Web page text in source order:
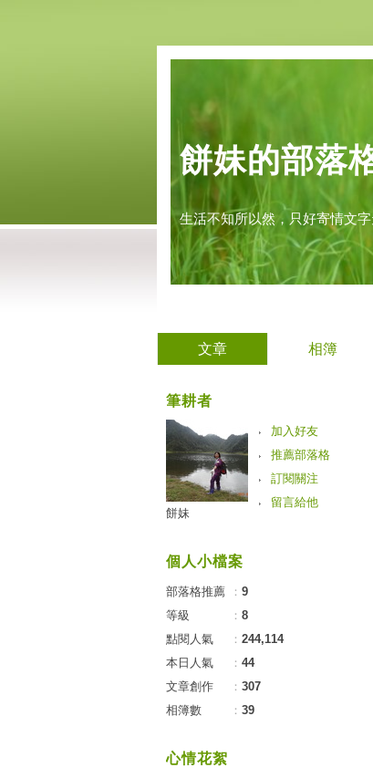
餅妹的部落
生活不知所以然，只好寄情文
文章 相簿
筆耕者
加入好友
推薦部落格
訂閱關注
留言給他
餅妹
個人小檔案
部落格推薦 ： 9
等級
： 8
點閱人氣
： 244,114
本日人氣
： 44
文章創作
： 307
相簿數
： 39
心情花絮